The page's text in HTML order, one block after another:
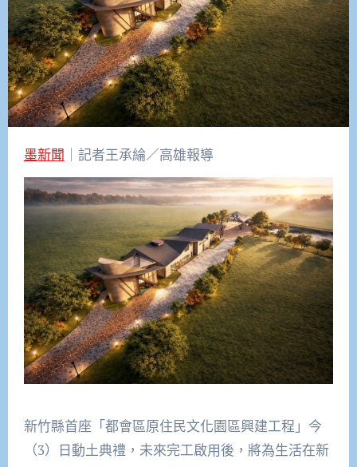
墨新聞 ｜記者王承綸／高雄報導
新竹縣首座 「都會區原住民文化園區興建工程」 今
（3） 日動土典禮 ，未來完工啟用後， 將為生活在新